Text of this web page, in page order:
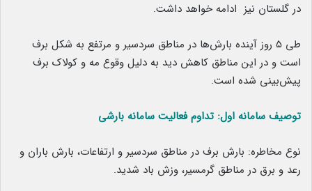
در گلستان نیز ادامه خواهد داشت.
طی ۵ روز آینده بارش‌ها در مناطق سردسیر و مرتفع به شکل برف
است و در این مناطق کاهش دید به دلیل وقوع مه و کولاک برف
پیش‌بینی شده است.
توصیف سامانه اول: تداوم فعالیت سامانه بارشی
نوع مخاطره: بارش برف در مناطق سردسیر و ارتفاعات، بارش باران و
رعد و برق در مناطق گرمسیر، وزش باد شدید.